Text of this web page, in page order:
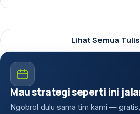
Lihat Semua
Mau strategi seperti ini
Ngobrol dulu sama tim kami —